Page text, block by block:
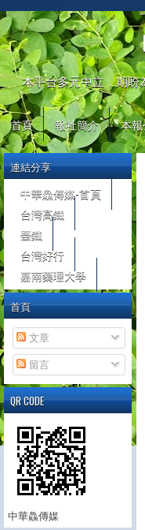
本平台多元中立，期盼
首頁 報社簡介 本
連結分享
中華鱻傳媒-首頁
台灣高鐵
臺鐵
台灣好行
嘉南藥理大學
首頁
文章
留言
QR CODE
中華鱻傳媒